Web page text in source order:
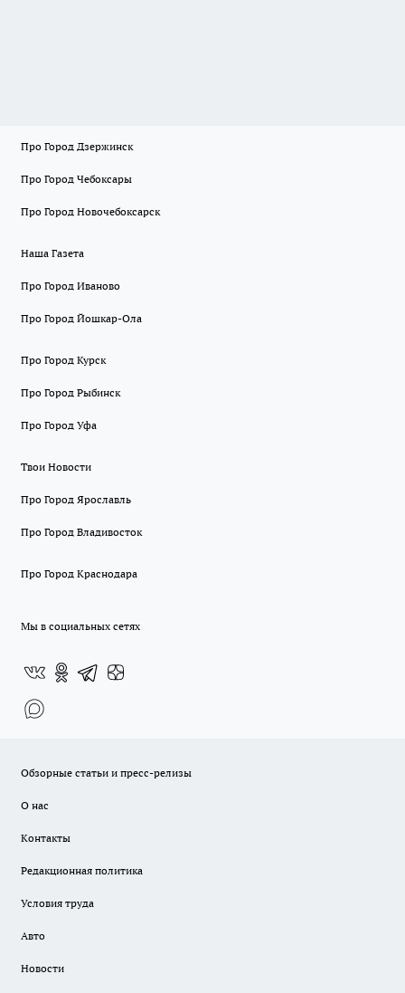
Про Город Дзержинск
Про Город Чебоксары
Про Город Новочебоксарск
Наша Газета
Про Город Иваново
Про Город Йошкар-Ола
Про Город Курск
Про Город Рыбинск
Про Город Уфа
Твои Новости
Про Город Ярославль
Про Город Владивосток
Про Город Краснодара
Мы в социальных сетях
Обзорные статьи и пресс-релизы
О нас
Контакты
Редакционная политика
Условия труда
Авто
Новости